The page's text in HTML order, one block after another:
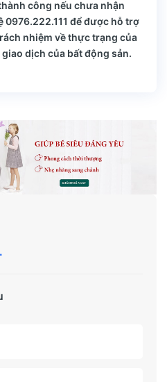
công nếu chưa nhận
để được hỗ trợ
nhiệm về thực trạng của
dịch của bất động sản.